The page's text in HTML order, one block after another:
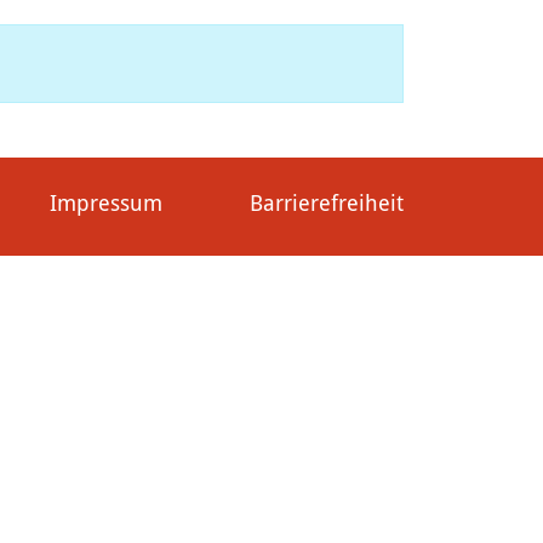
Impressum Barrierefreiheit